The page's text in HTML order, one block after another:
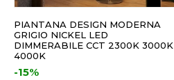
PIANTANA DESIGN MODERNA
GRIGIO NICKEL LED
DIMMERABILE CCT 2300K 3000K
4000K
-15%